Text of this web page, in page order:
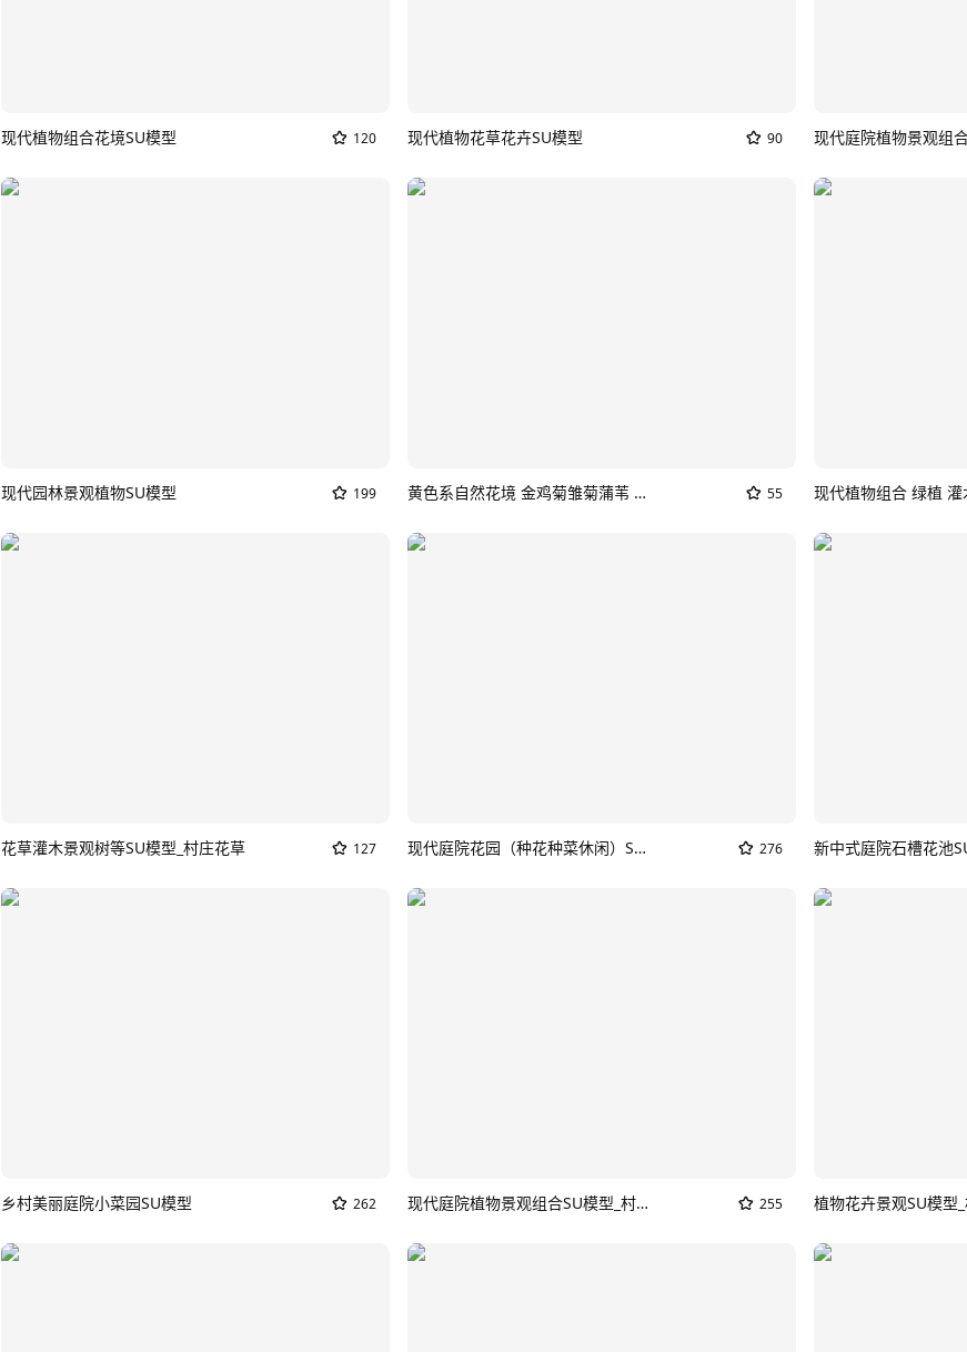
现代植物组合花境SU模型 120 现代植物花草花卉SU模型 90 现代庭院植物景观组
现代园林景观植物SU模型 199 黄色系自然花境 金鸡菊雏菊蒲苇 暖色系阳光花境 花卉花镜花坛花草 庭院植物景观组合SU模型 55
花草灌木景观树等SU模型_村庄花草 127 现代庭院花园（种花种菜休闲）SU模型_村庄花草 276
乡村美丽庭院小菜园SU模型 262 现代庭院植物景观组合SU模型_村庄花草 255 植物花卉景观SU模型